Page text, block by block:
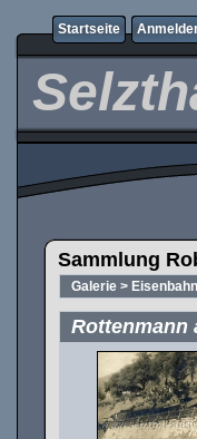
Startseite
Sammlung
Galerie >
Rottenmann